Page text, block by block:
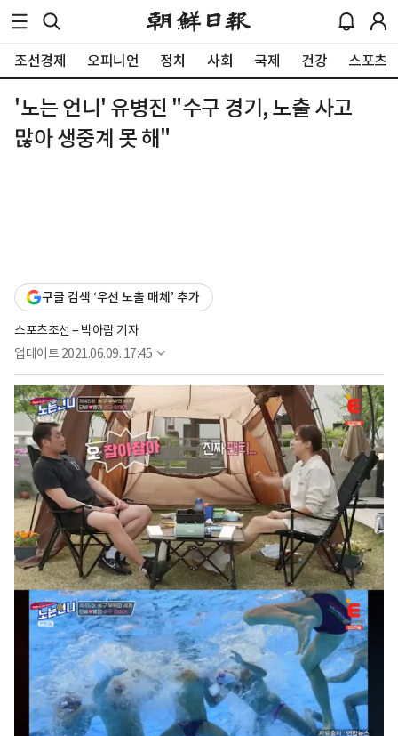
조선경제 오피니언 정치 사회 국제 건강 스포츠
'노는 언니' 유병진 "수구 경기, 노출 사고
많아 생중계 못 해"
구글 검색 ‘우선 노출 매체’ 추가
스포츠조선 = 박아람 기자
업데이트 2021.06.09. 17:45